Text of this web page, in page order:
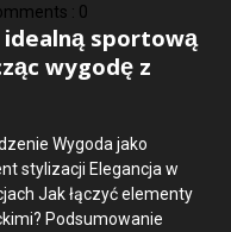
: 0
sportową
wygodę z
Wygoda jako
stylizacji Elegancja w
Jak łączyć elementy
Podsumowanie